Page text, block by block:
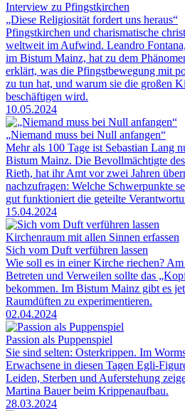
Interview zu Pfingstkirchen
„Diese Religiosität fordert uns heraus“
Pfingstkirchen und charismatische
weltweit im Aufwind. Leandro
im Bistum Mainz, hat zu dem
erklärt, was die Pfingstbewegung mit
zu tun hat, und warum sie die großen
beschäftigen wird.
10.05.2024
„Niemand muss bei Null anfangen“
Mehr als 100 Tage ist Sebastian Lang
Bistum Mainz. Die Bevollmächtigte
Rieth, hat ihr Amt vor zwei Jahren
nachzufragen: Welche Schwerpunkte
gut funktioniert die geteilte
15.04.2024
Kirchenraum mit allen Sinnen erfassen
Sich vom Duft verführen lassen
Wie soll es in einer Kirche riechen?
Betreten und Verweilen sollte das
bekommen. Im Bistum Mainz gibt es
Raumdüften zu experimentieren.
02.04.2024
Passion als Puppenspiel
Sie sind selten: Osterkrippen. Im
Erwachsene in diesen Tagen Egli-
Leiden, Sterben und Auferstehung
Martina Bauer beim Krippenaufbau.
28.03.2024